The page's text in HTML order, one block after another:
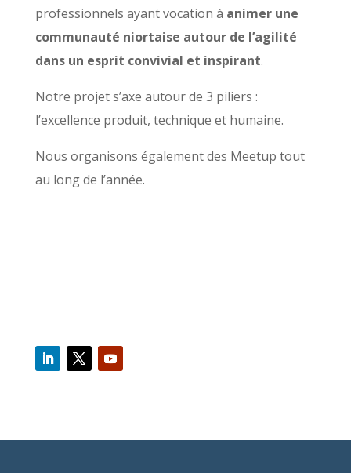
professionnels ayant vocation à animer une
communauté niortaise autour de l’agilité
dans un esprit convivial et inspirant.
Notre projet s’axe autour de 3 piliers :
l’excellence produit, technique et humaine.
Nous organisons également des Meetup tout
au long de l’année.